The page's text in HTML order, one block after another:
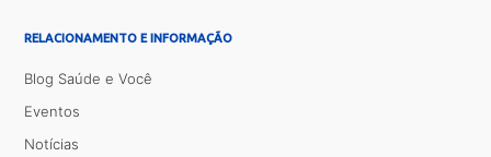
RELACIONAMENTO E INFORMAÇÃO
Blog Saúde e Você
Eventos
Notícias